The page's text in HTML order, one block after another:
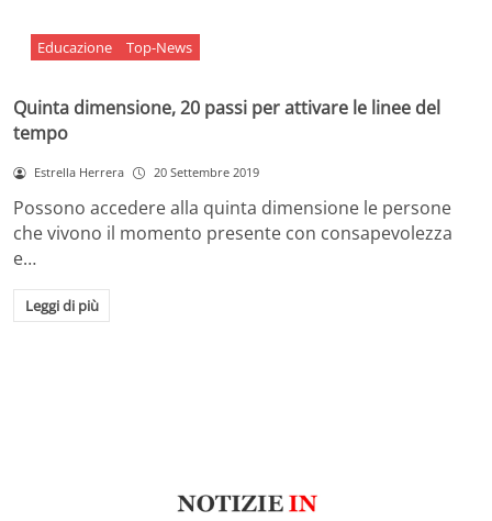
Educazione Top-News
Quinta dimensione, 20 passi per attivare le linee del
tempo
Estrella Herrera 20 Settembre 2019
Possono accedere alla quinta dimensione le persone
che vivono il momento presente con consapevolezza
e…
Leggi di più